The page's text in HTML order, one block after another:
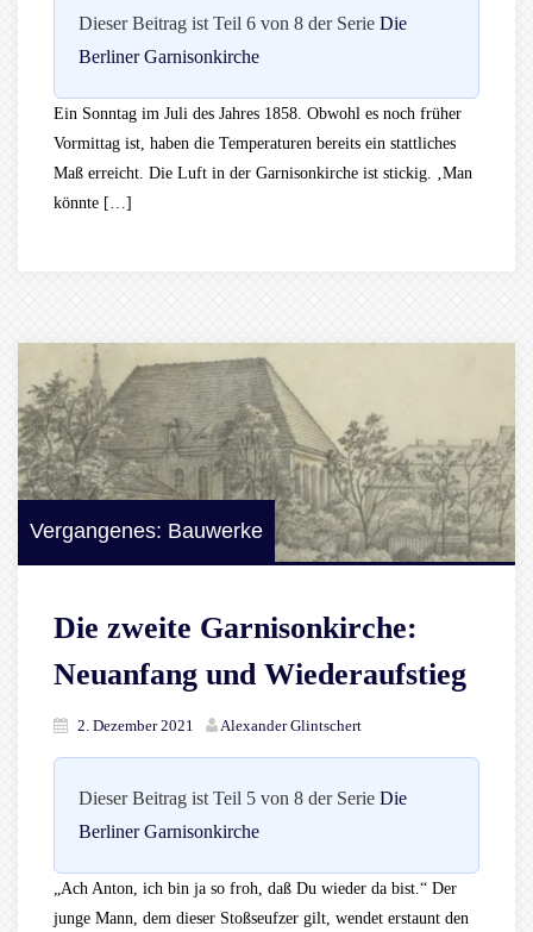
Dieser Beitrag ist Teil 6 von 8 der Serie Die
Berliner Garnisonkirche
Ein Sonntag im Juli des Jahres 1858. Obwohl es noch früher
Vormittag ist, haben die Temperaturen bereits ein stattliches
Maß erreicht. Die Luft in der Garnisonkirche ist stickig. ‚Man
könnte […]
Vergangenes: Bauwerke
Die zweite Garnisonkirche:
Neuanfang und Wiederaufstieg
2. Dezember 2021 Alexander Glintschert
Dieser Beitrag ist Teil 5 von 8 der Serie Die
Berliner Garnisonkirche
„Ach Anton, ich bin ja so froh, daß Du wieder da bist.“ Der
junge Mann, dem dieser Stoßseufzer gilt, wendet erstaunt den